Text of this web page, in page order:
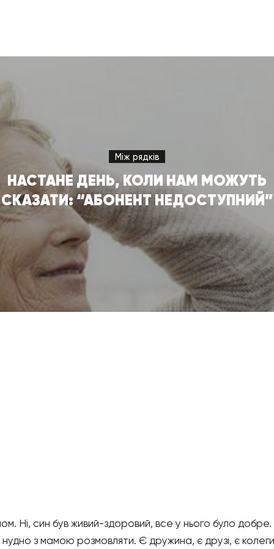
Між рядків
НАСТАНЕ ДЕНЬ, КОЛИ НАМ МОЖУТЬ
СКАЗАТИ: “АБОНЕНТ НЕДОСТУПНИЙ”
Ні, син був живий-здоровий, все у нього було
з мамою розмовляти. Є дружина, є друзі, є